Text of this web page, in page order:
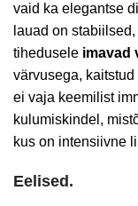
vaid ka elegantse
lauad on
tihedusele imavad
värvusega,
ei vaja keemilist
kulumiskindel,
kus on intensiivne
Eelised.